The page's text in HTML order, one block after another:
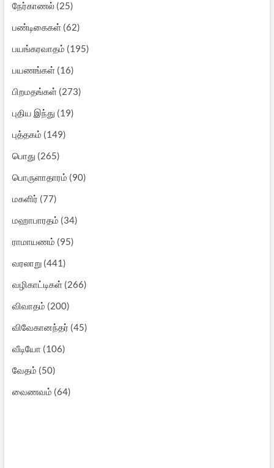
நேர்காணல்(25)
பண்டிகைகள்(62)
பயங்கரவாதம் (195)
பயணங்கள்(16)
பிறமதங்கள்(273)
புதிய இந்து (19)
புத்தகம் (149)
பொது (265)
பொருளாதாரம் (90)
மகளிர் (77)
மஹாபாரதம் (34)
ராமாயணம் (95)
வரலாறு(441)
வழிகாட்டிகள்(266)
விவாதம் (200)
விவேகானந்தர் (45)
வீடியோ (106)
வேதம் (50)
வைணவம் (64)